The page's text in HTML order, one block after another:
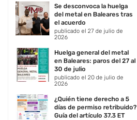
Se desconvoca la huelga
del metal en Baleares tras
el acuerdo
publicado el 27 de julio de
2026
Huelga general del metal
en Baleares: paros del 27 al
30 de julio
publicado el 20 de julio de
2026
¿Quién tiene derecho a 5
días de permiso retribuido?
Guía del artículo 37.3 ET